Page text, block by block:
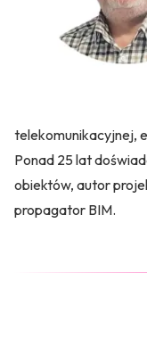
telekomunikacyjnej,
Ponad 25 lat
obiektów, autor
propagator BIM.